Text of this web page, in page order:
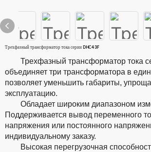
Трехфазный трансформатор тока серии DHC43F
Трехфазный трансформатор тока
объединяет три трансформатора в
позволяет уменьшить габариты,
эксплуатацию.
Обладает широким диапазоном
Поддерживается вывод переменного
напряжения или постоянного
индивидуальному заказу.
Высокая перегрузочная